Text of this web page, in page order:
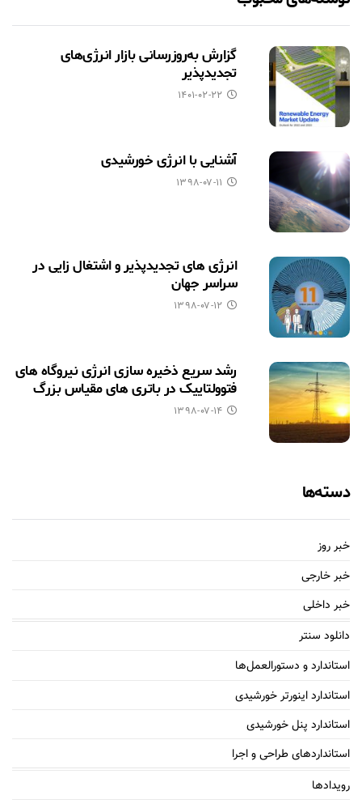
گزارش به‌روزرسانی بازار انرژی‌های
تجدیدپذیر
۱۴۰۱-۰۲-۲۲
آشنایی با انرژی خورشیدی
۱۳۹۸-۰۷-۱۱
انرژی های تجدیدپذیر و اشتغال زایی در
سراسر جهان
۱۳۹۸-۰۷-۱۲
رشد سریع ذخیره سازی انرژی نیروگاه های
فتوولتاییک در باتری های مقیاس بزرگ
۱۳۹۸-۰۷-۱۴
دسته‌ها
خبر روز
خبر خارجی
خبر داخلی
دانلود سنتر
استاندارد و دستورالعمل‌ها
استاندارد اینورتر خورشیدی
استاندارد پنل خورشیدی
استانداردهای طراحی و اجرا
رویدادها